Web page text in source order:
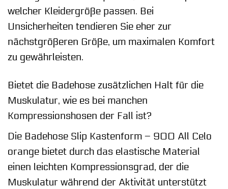
welcher Kleidergröße passen. Bei
Unsicherheiten tendieren Sie eher zur
nächstgrößeren Größe, um maximalen Komfort
zu gewährleisten.
Bietet die Badehose zusätzlichen Halt für die
Muskulatur, wie es bei manchen
Kompressionshosen der Fall ist?
Die Badehose Slip Kastenform – 900 All Celo
orange bietet durch das elastische Material
einen leichten Kompressionsgrad, der die
Muskulatur während der Aktivität unterstützt